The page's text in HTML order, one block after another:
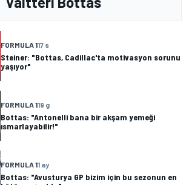
FORMULA 117 s
Steiner: "Bottas, Cadillac'ta motivasyon sorunu
yaşıyor"
FORMULA 119 g
Bottas: "Antonelli bana bir akşam yemeği
ısmarlayabilir!"
FORMULA 11 ay
Bottas: "Avusturya GP bizim için bu sezonun en